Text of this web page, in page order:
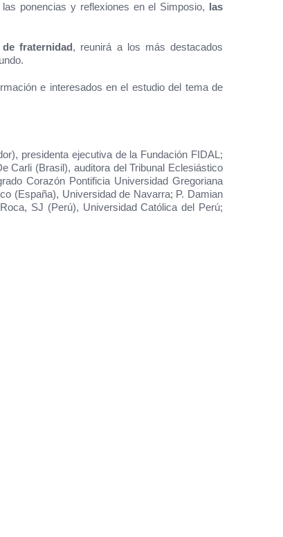
ponencias y reflexiones en el Simposio, las
fraternidad, reunirá a los más destacados
e interesados en el estudio del tema de
presidenta ejecutiva de la Fundación FIDAL;
Carli (Brasil), auditora del Tribunal Eclesiástico
Corazón Pontificia Universidad Gregoriana
(España), Universidad de Navarra; P. Damian
SJ (Perú), Universidad Católica del Perú;